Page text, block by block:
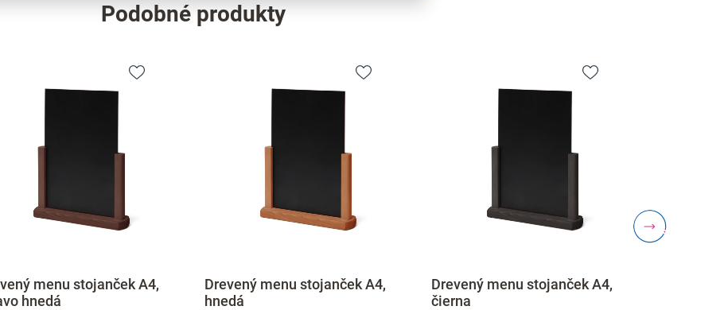
Podobné produkty
menu stojanček A4,
hnedá
Drevený menu stojanček A4,
hnedá
Drevený menu stojanček A4,
čierna